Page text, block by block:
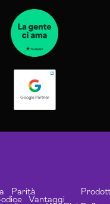
Parità
Vantaggi